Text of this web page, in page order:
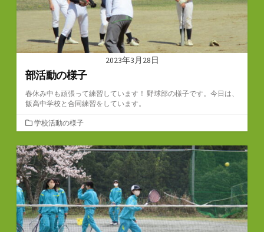
2023年3月28日
部活動の様子
春休み中も頑張って練習しています！ 野球部の様子です。今日は、
飯高中学校と合同練習をしています。
カ
テ
ゴ
リ
ー
学校活動の様子